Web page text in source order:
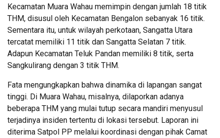
Kecamatan Muara Wahau memimpin dengan jumlah 18 titik
THM, disusul oleh Kecamatan Bengalon sebanyak 16 titik.
Sementara itu, untuk wilayah perkotaan, Sangatta Utara
tercatat memiliki 11 titik dan Sangatta Selatan 7 titik.
Adapun Kecamatan Teluk Pandan memiliki 8 titik, serta
Sangkulirang dengan 3 titik THM.
Fata mengungkapkan bahwa dinamika di lapangan sangat
tinggi. Di Muara Wahau, misalnya, dilaporkan adanya
beberapa THM yang mulai tutup secara mandiri menyusul
terjadinya insiden tertentu di lokasi tersebut. Laporan ini
diterima Satpol PP melalui koordinasi dengan pihak Camat